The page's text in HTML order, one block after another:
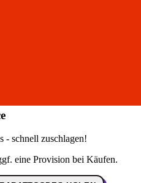
- schnell zuschlagen!
eine Provision bei Käufen.